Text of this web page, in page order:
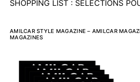
SHOPPING LIST : SELECTIONS
AMILCAR STYLE MAGAZINE – AMILCAR
MAGAZINES